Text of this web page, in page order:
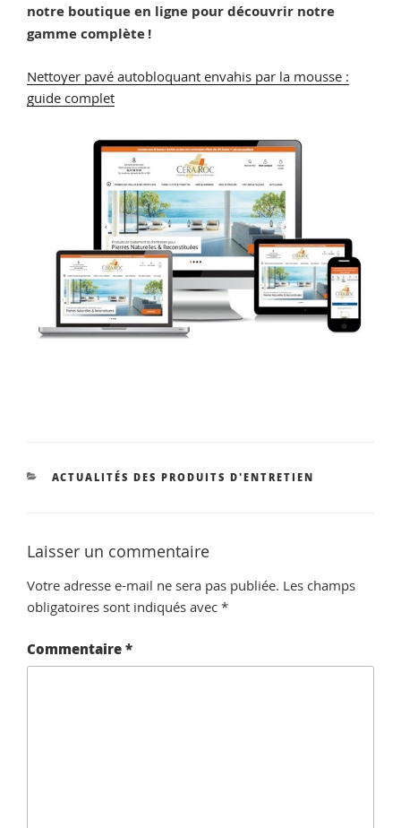
notre boutique en ligne pour découvrir notre
gamme complète !
Nettoyer pavé autobloquant envahis par la mousse :
guide complet
CATÉGORIES
ACTUALITÉS DES PRODUITS D'ENTRETIEN
Laisser un commentaire
Votre adresse e-mail ne sera pas publiée. Les champs
obligatoires sont indiqués avec *
Commentaire*